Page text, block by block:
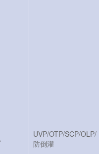
UVP/OTP/SCP/OLP/
防倒灌